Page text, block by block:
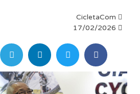
CicletaCom
17/02/2026